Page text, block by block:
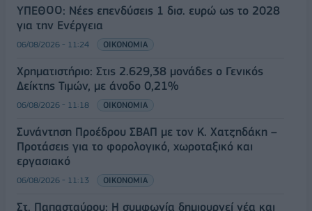
ΥΠΕΘΟΟ: Νέες επενδύσεις 1 δισ. ευρώ ως το 2028
για την Ενέργεια
06/08/2026 - 11:24 ΟΙΚΟΝΟΜΙΑ
Χρηματιστήριο: Στις 2.629,38 μονάδες ο Γενικός
Δείκτης Τιμών, με άνοδο 0,21%
06/08/2026 - 11:18 ΟΙΚΟΝΟΜΙΑ
Συνάντηση Προέδρου ΣΒΑΠ με τον Κ. Χατζηδάκη –
Προτάσεις για το φορολογικό, χωροταξικό και
εργασιακό
06/08/2026 - 11:13 ΟΙΚΟΝΟΜΙΑ
Στ. Παπασταύρου: Η συμφωνία δημιουργεί νέα και